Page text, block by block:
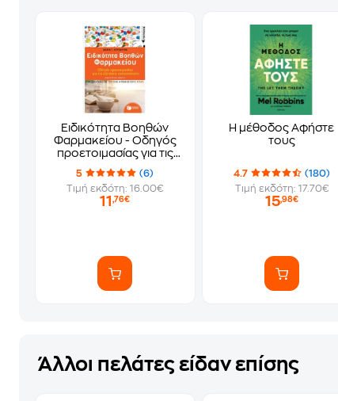
Ειδικότητα Βοηθών
Φαρμακείου - Οδηγός
προετοιμασίας για τις
εξετάσεις πιστοποίησης
5
(6)
Τιμή εκδότη: 16.00€
11,76€
Η μέθοδος Αφήστε
τους
4.7
(180)
Τιμή εκδότη: 17.70€
15,98€
Άλλοι πελάτες είδαν επίσης